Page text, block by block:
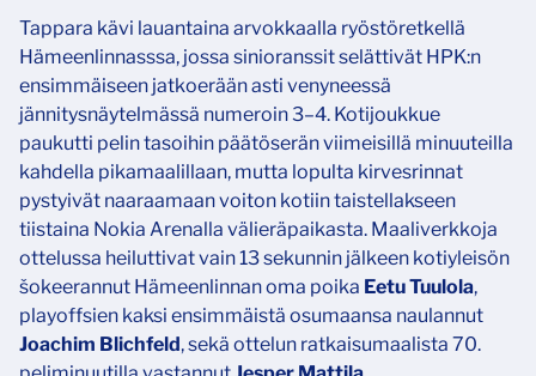
Tappara kävi lauantaina arvokkaalla ryöstöretkellä
Hämeenlinnasssa, jossa sinioranssit selättivät HPK:n
ensimmäiseen jatkoerään asti venyneessä
jännitysnäytelmässä numeroin 3–4. Kotijoukkue
paukutti pelin tasoihin päätöserän viimeisillä minuuteilla
kahdella pikamaalillaan, mutta lopulta kirvesrinnat
pystyivät naaraamaan voiton kotiin taistellakseen
tiistaina Nokia Arenalla välieräpaikasta. Maaliverkkoja
ottelussa heiluttivat vain 13 sekunnin jälkeen kotiyleisön
šokeerannut Hämeenlinnan oma poika Eetu Tuulola,
playoffsien kaksi ensimmäistä osumaansa naulannut
Joachim Blichfeld, sekä ottelun ratkaisumaalista 70.